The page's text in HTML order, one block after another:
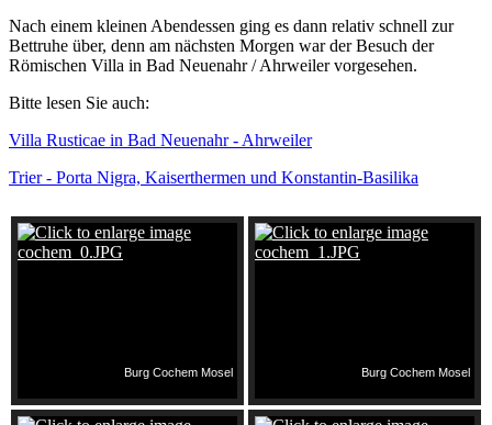
Nach einem kleinen Abendessen ging es dann relativ schnell zur
Bettruhe über, denn am nächsten Morgen war der Besuch der
Römischen Villa in Bad Neuenahr / Ahrweiler vorgesehen.
Bitte lesen Sie auch:
Villa Rusticae in Bad Neuenahr - Ahrweiler
Trier - Porta Nigra, Kaiserthermen und Konstantin-Basilika
Burg Cochem Mosel Burg Cochem Mosel